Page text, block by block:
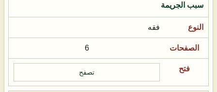
سبب الجريمة
فقه
6
تصفح